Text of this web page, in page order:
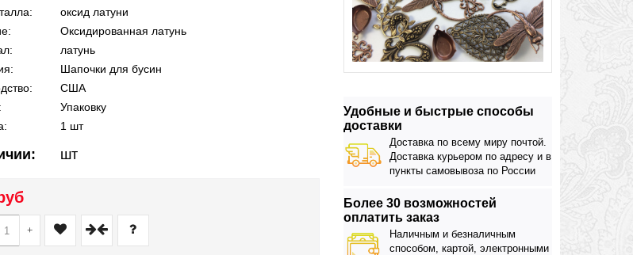
Удобные и быстрые способы
доставки
Доставка по всему миру почтой.
Доставка курьером по адресу и в
пункты самовывоза по России
Более 30 возможностей
оплатить заказ
Наличным и безналичным
способом, картой, электронными
оксид латуни
Оксидированная латунь
латунь
Шапочки для бусин
США
Упаковку
1 шт
шт
+